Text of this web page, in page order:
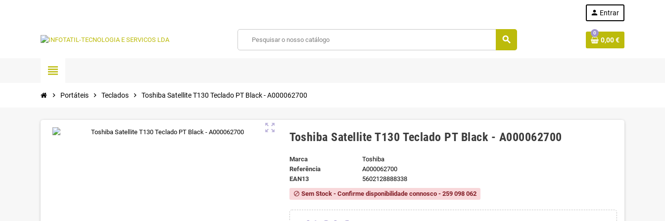
person Entrar
search
0
0,00 €
view_headline
chevron_right Portáteis chevron_right Teclados chevron_right Toshiba Satellite T130 Teclado PT Black - A000062700
zoom_out_map
Toshiba Satellite T130 Teclado PT Black - A000062700
Marca
Toshiba
Referência
A000062700
EAN13
5602128888338
block Sem Stock - Confirme disponibilidade connosco - 259 098 062